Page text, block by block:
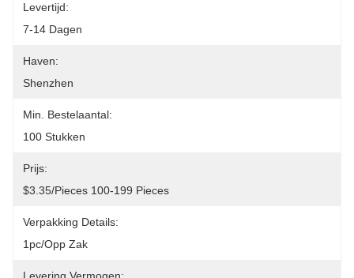
Levertijd:
7-14 Dagen
Haven:
Shenzhen
Min. Bestelaantal:
100 Stukken
Prijs:
$3.35/pieces 100-199 Pieces
Verpakking Details:
1pc/opp Zak